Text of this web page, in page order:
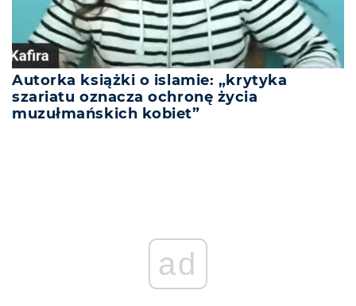
Autorka książki o islamie: „krytyka
szariatu oznacza ochronę życia
muzułmańskich kobiet”
ad